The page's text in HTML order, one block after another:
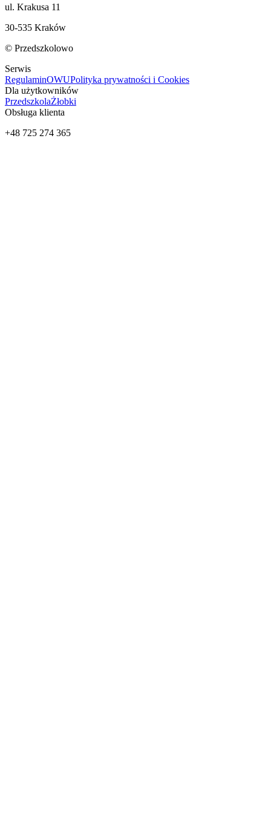
ul. Krakusa 11
30-535 Kraków
© Przedszkolowo
Serwis
RegulaminOWUPolityka prywatności i Cookies
Dla użytkowników
PrzedszkolaŻłobki
Obsługa klienta
+48 725 274 365